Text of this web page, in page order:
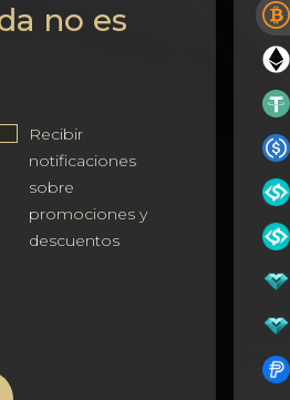
no es
Recibir
notificaciones
sobre
promociones y
descuentos